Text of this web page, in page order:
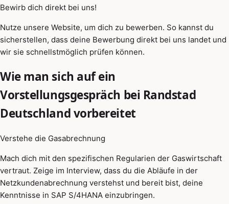
Bewirb dich direkt bei uns!
Nutze unsere Website, um dich zu bewerben. So kannst du
sicherstellen, dass deine Bewerbung direkt bei uns landet und
wir sie schnellstmöglich prüfen können.
Wie man sich auf ein
Vorstellungsgespräch bei Randstad
Deutschland vorbereitet
Verstehe die Gasabrechnung
Mach dich mit den spezifischen Regularien der Gaswirtschaft
vertraut. Zeige im Interview, dass du die Abläufe in der
Netzkundenabrechnung verstehst und bereit bist, deine
Kenntnisse in SAP S/4HANA einzubringen.